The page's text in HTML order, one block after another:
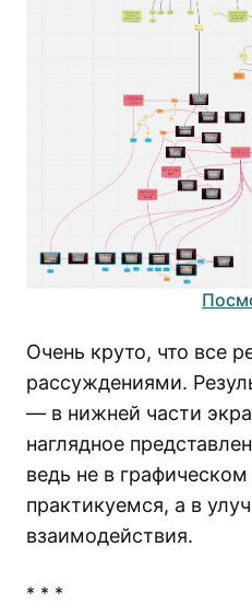
Очень круто, что все
рассуждениями.
— в нижней части
наглядное
ведь не в
практикуемся, а в
взаимодействия.
* * *